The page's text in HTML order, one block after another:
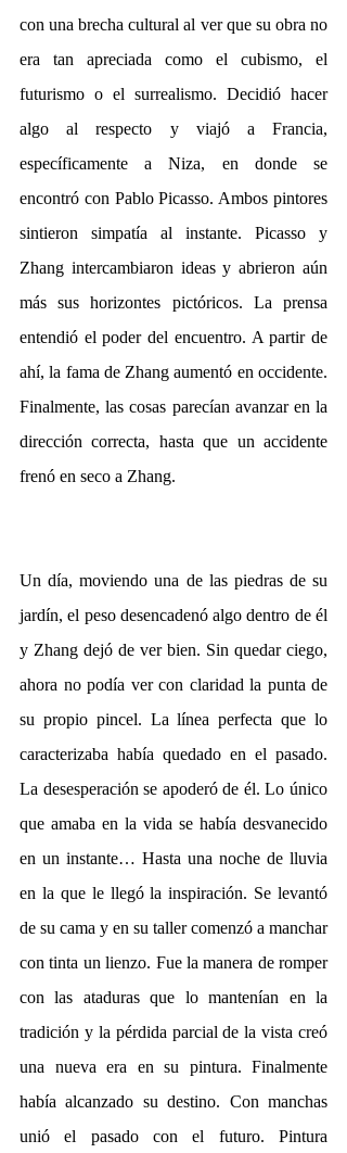
con una brecha cultural al ver que su obra no
era tan apreciada como el cubismo, el
futurismo o el surrealismo. Decidió hacer
algo al respecto y viajó a Francia,
específicamente a Niza, en donde se
encontró con Pablo Picasso. Ambos pintores
sintieron simpatía al instante. Picasso y
Zhang intercambiaron ideas y abrieron aún
más sus horizontes pictóricos. La prensa
entendió el poder del encuentro. A partir de
ahí, la fama de Zhang aumentó en occidente.
Finalmente, las cosas parecían avanzar en la
dirección correcta, hasta que un accidente
frenó en seco a Zhang.
Un día, moviendo una de las piedras de su
jardín, el peso desencadenó algo dentro de él
y Zhang dejó de ver bien. Sin quedar ciego,
ahora no podía ver con claridad la punta de
su propio pincel. La línea perfecta que lo
caracterizaba había quedado en el pasado.
La desesperación se apoderó de él. Lo único
que amaba en la vida se había desvanecido
en un instante… Hasta una noche de lluvia
en la que le llegó la inspiración. Se levantó
de su cama y en su taller comenzó a manchar
con tinta un lienzo. Fue la manera de romper
con las ataduras que lo mantenían en la
tradición y la pérdida parcial de la vista creó
una nueva era en su pintura. Finalmente
había alcanzado su destino. Con manchas
unió el pasado con el futuro. Pintura